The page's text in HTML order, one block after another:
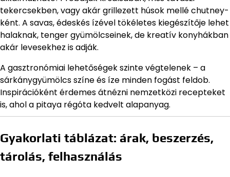
tekercsekben, vagy akár grillezett húsok mellé chutney-
ként. A savas, édeskés ízével tökéletes kiegészítője lehet
halaknak, tenger gyümölcseinek, de kreatív konyhákban
akár levesekhez is adják.
A gasztronómiai lehetőségek szinte végtelenek – a
sárkánygyümölcs színe és íze minden fogást feldob.
Inspirációként érdemes átnézni nemzetközi recepteket
is, ahol a pitaya régóta kedvelt alapanyag.
Gyakorlati táblázat: árak, beszerzés,
tárolás, felhasználás